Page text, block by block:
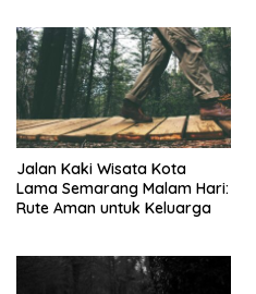
Jalan Kaki Wisata Kota
Lama Semarang Malam Hari:
Rute Aman untuk Keluarga